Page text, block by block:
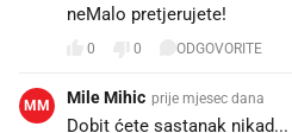
neMalo pretjerujete!
0 0 ODGOVORITE
MM Mile Mihic prije mjesec dana
Dobit ćete sastanak